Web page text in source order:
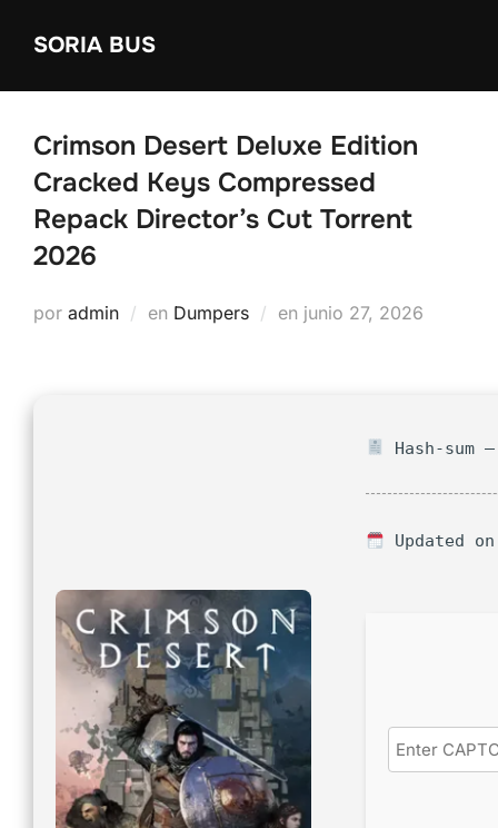
SORIA BUS
Crimson Desert Deluxe Edition
Cracked Keys Compressed
Repack Director’s Cut Torrent
2026
por admin en Dumpers en Publicado
junio 27, 2026
Hash-sum
Updated